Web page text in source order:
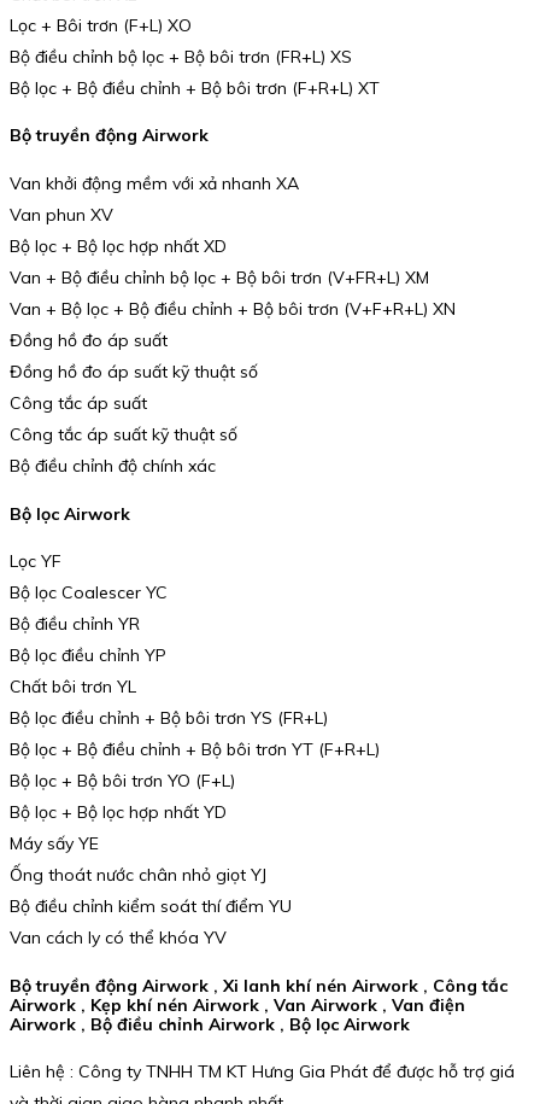
Lọc + Bôi trơn (F+L) XO
Bộ điều chỉnh bộ lọc + Bộ bôi trơn (FR+L) XS
Bộ lọc + Bộ điều chỉnh + Bộ bôi trơn (F+R+L) XT
Bộ truyền động Airwork
Van khởi động mềm với xả nhanh XA
Van phun XV
Bộ lọc + Bộ lọc hợp nhất XD
Van + Bộ điều chỉnh bộ lọc + Bộ bôi trơn (V+FR+L) XM
Van + Bộ lọc + Bộ điều chỉnh + Bộ bôi trơn (V+F+R+L) XN
Đồng hồ đo áp suất
Đồng hồ đo áp suất kỹ thuật số
Công tắc áp suất
Công tắc áp suất kỹ thuật số
Bộ điều chỉnh độ chính xác
Bộ lọc Airwork
Lọc YF
Bộ lọc Coalescer YC
Bộ điều chỉnh YR
Bộ lọc điều chỉnh YP
Chất bôi trơn YL
Bộ lọc điều chỉnh + Bộ bôi trơn YS (FR+L)
Bộ lọc + Bộ điều chỉnh + Bộ bôi trơn YT (F+R+L)
Bộ lọc + Bộ bôi trơn YO (F+L)
Bộ lọc + Bộ lọc hợp nhất YD
Máy sấy YE
Ống thoát nước chân nhỏ giọt YJ
Bộ điều chỉnh kiểm soát thí điểm YU
Van cách ly có thể khóa YV
Bộ truyền động Airwork , Xi lanh khí nén Airwork , Công tắc
Airwork , Kẹp khí nén Airwork , Van Airwork , Van điện
Airwork , Bộ điều chỉnh Airwork , Bộ lọc Airwork
Liên hệ : Công ty TNHH TM KT Hưng Gia Phát để được hỗ trợ giá